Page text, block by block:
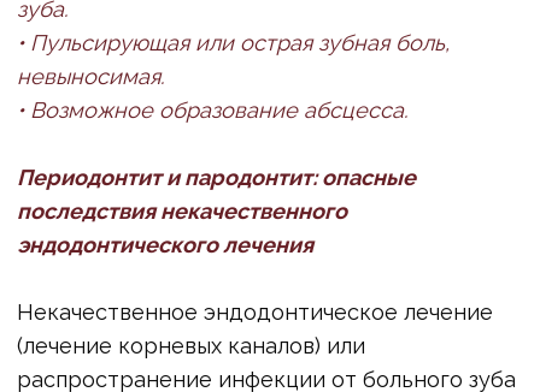
специалистам, которые изначально будут
внимательно, бережно и профессионально
устранять выявленные проблемы с зубами.
Современная стоматологическая клиника
инструментов и технологий, включая
микроскопы, которые позволяют проводить
лечение зубов с максимальной точностью.
профессиональной гигиены. Это позволяет
выявлять и устранять проблемы на самой
ранней стадии, когда лечение минимально
инвазивно и наиболее эффективно.